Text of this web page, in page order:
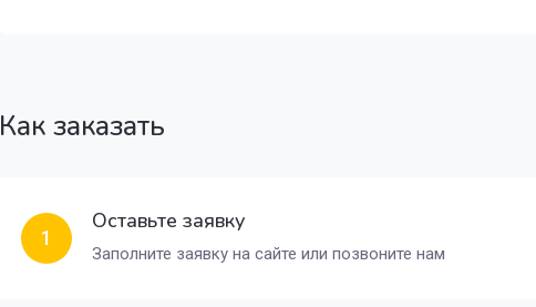
Как заказать
1
Оставьте заявку
Заполните заявку на сайте или позвоните нам